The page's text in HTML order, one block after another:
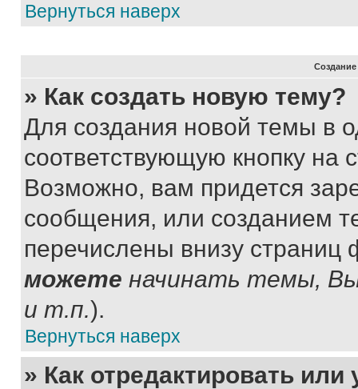
Вернуться наверх
» Как создать новую тему?
Для создания новой темы в
соответствующую кнопку
Возможно, вам придется
сообщения, или созданием
перечислены внизу
можете начинать темы,
и т.п.).
Вернуться наверх
» Как отредактировать